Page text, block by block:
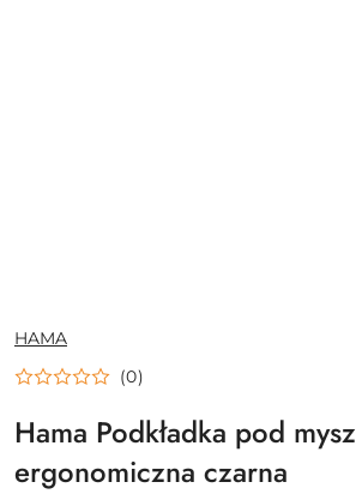
NAZWA
PRODUCENTA:
HAMA
(0)
Hama Podkładka pod mysz
ergonomiczna czarna